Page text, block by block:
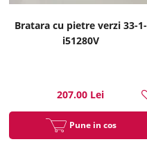
Bratara cu pietre verzi 33-1-
i51280V
207.00 Lei
Pune in cos